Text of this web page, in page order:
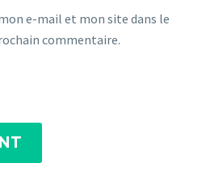
e-mail et mon site dans le
commentaire.